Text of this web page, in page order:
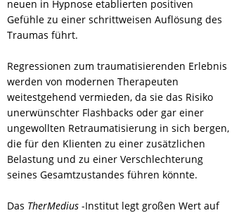
neuen in Hypnose etablierten positiven
Gefühle zu einer schrittweisen Auflösung des
Traumas führt.
Regressionen zum traumatisierenden Erlebnis
werden von modernen Therapeuten
weitestgehend vermieden, da sie das Risiko
unerwünschter Flashbacks oder gar einer
ungewollten Retraumatisierung in sich bergen,
die für den Klienten zu einer zusätzlichen
Belastung und zu einer Verschlechterung
seines Gesamtzustandes führen könnte.
Das TherMedius -Institut legt großen Wert auf